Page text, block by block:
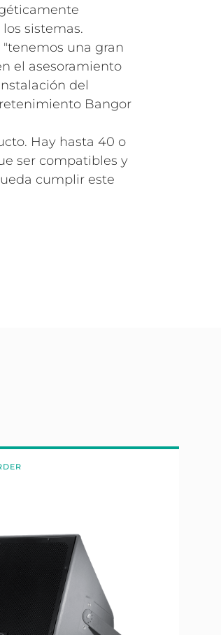
sistemas.
una gran
el asesoramiento
del
Bangor
Hay hasta 40 o
ser compatibles y
cumplir este